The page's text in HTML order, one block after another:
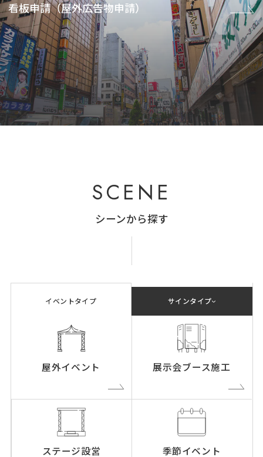
看板申請（屋外広告物申請）
SCENE
シーンから探す
イベントタイプ サインタイプ
屋外イベント 展示会ブース施工
ステージ設営 季節イベント